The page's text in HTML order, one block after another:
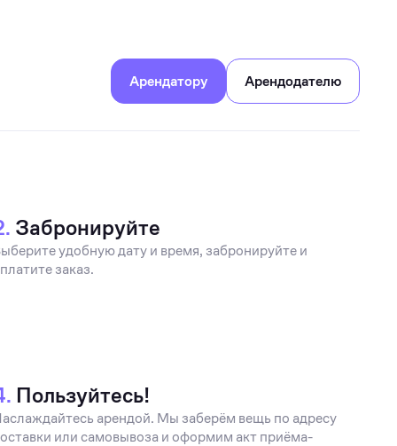
Арендатору Арендодателю
Забронируйте
удобную дату и время, забронируйте и
заказ.
Пользуйтесь!
арендой. Мы заберём вещь по адресу
или самовывоза и оформим акт приёма-